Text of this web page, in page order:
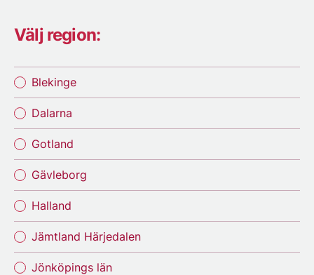
Välj region:
Blekinge
Dalarna
Gotland
Gävleborg
Halland
Jämtland Härjedalen
Jönköpings län